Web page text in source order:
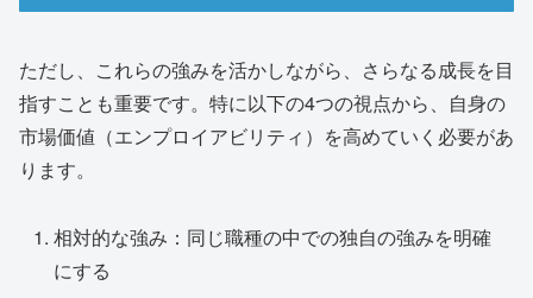
ただし、これらの強みを活かしながら、さらなる成長を目
指すことも重要です。特に以下の4つの視点から、自身の
市場価値（エンプロイアビリティ）を高めていく必要があ
ります。
相対的な強み：同じ職種の中での独自の強みを明確
にする